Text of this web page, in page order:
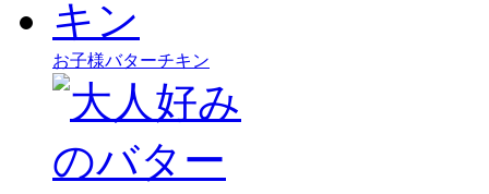
お子様バターチキン